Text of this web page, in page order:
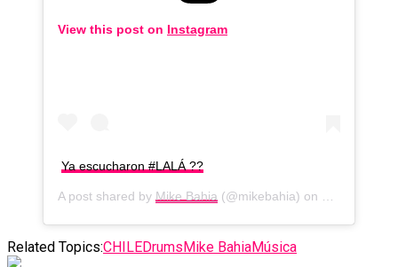
View this post on Instagram
Ya escucharon #LALÁ ??
A post shared by Mike Bahia (@mikebahia) on
Related Topics:CHILEDrumsMike BahiaMúsica